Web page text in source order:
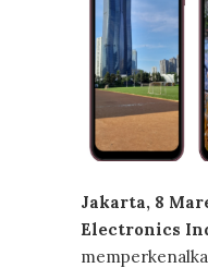
Jakarta, 8
Electronics